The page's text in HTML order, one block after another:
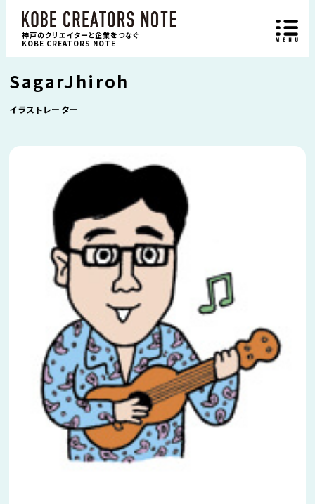
神戸のクリエイターと企業をつなぐ
KOBE CREATORS NOTE
SagarJhiroh
イラストレーター